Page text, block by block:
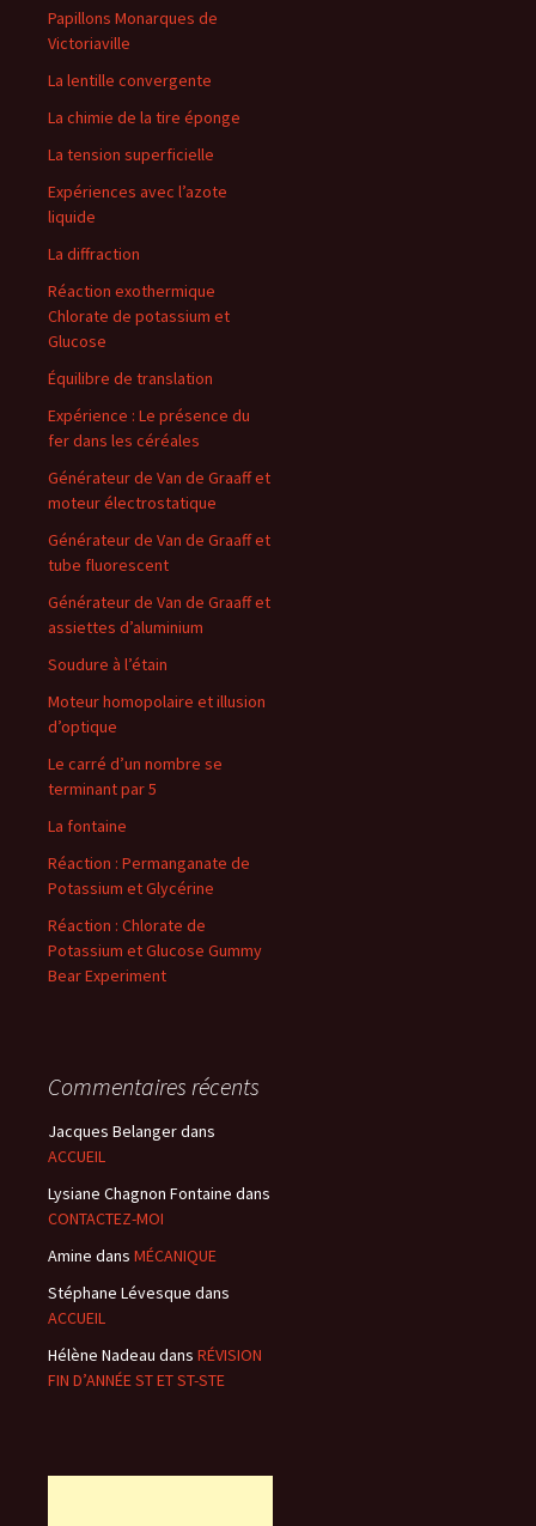
Papillons Monarques de
Victoriaville
La lentille convergente
La chimie de la tire éponge
La tension superficielle
Expériences avec l’azote
liquide
La diffraction
Réaction exothermique
Chlorate de potassium et
Glucose
Équilibre de translation
Expérience : Le présence du
fer dans les céréales
Générateur de Van de Graaff et
moteur électrostatique
Générateur de Van de Graaff et
tube fluorescent
Générateur de Van de Graaff et
assiettes d’aluminium
Soudure à l’étain
Moteur homopolaire et illusion
d’optique
Le carré d’un nombre se
terminant par 5
La fontaine
Réaction : Permanganate de
Potassium et Glycérine
Réaction : Chlorate de
Potassium et Glucose Gummy
Bear Experiment
Commentaires récents
Jacques Belangerdans
ACCUEIL
Lysiane Chagnon Fontaine dans
CONTACTEZ-MOI
Amine dans MÉCANIQUE
Stéphane Lévesque dans
ACCUEIL
Hélène Nadeau dans RÉVISION
FIN D’ANNÉE ST ET ST-STE